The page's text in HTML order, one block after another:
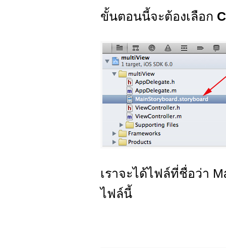
ขั้นตอนนี้จะต้องเลือก
เราจะได้ไฟล์ที่ชื่อว่า
ไฟล์นี้